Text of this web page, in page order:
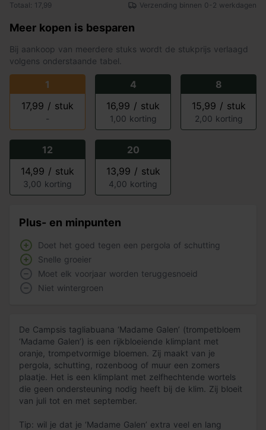
Totaal: 17,99 Verzending binnen 0-2 werkdagen
Meer kopen is besparen
Bij aankoop van meerdere stuks wordt de stukprijs verlaagd
volgens onderstaande tabel.
1
17,99 / stuk
-
4
16,99 / stuk
1,00 korting
8
15,99 / stuk
2,00 korting
12
14,99 / stuk
3,00 korting
20
13,99 / stuk
4,00 korting
Plus- en minpunten
Doet het goed tegen een pergola of schutting
Snelle groeier
Moet elk voorjaar worden teruggesnoeid
Niet wintergroen
De Campsis tagliabuana ‘Madame Galen’ (trompetbloem
‘Madame Galen’) is een rijkbloeiende klimplant met
oranje, trompetvormige bloemen. Zij maakt van je
pergola, schutting, rozenboog of muur een zomers
plaatje. Het is een klimplant met zelfhechtende wortels
die geen ondersteuning nodig heeft bij de klim. Zij bloeit
van juli tot en met september.
Tip: wil je dat je ‘Madame Galen’ extra veel en lang